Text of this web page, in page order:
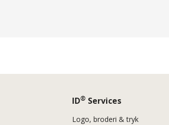
ID® Services
Logo, broderi & tryk